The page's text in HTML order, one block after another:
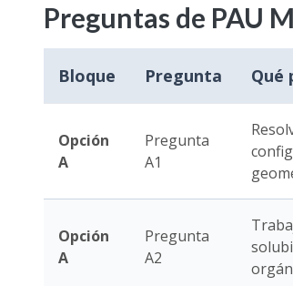
Preguntas de PAU
Bloque Pregunta Qué
Opción
A
Pregunta
A1
Opción
A
Pregunta
A2